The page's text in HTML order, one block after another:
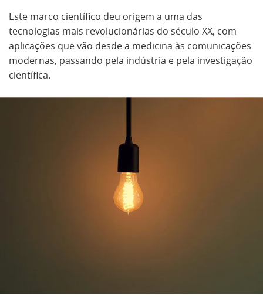
Este marco científico deu origem a uma das
tecnologias mais revolucionárias do século XX, com
aplicações que vão desde a medicina às comunicações
modernas, passando pela indústria e pela investigação
científica.